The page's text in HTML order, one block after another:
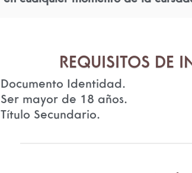
REQUISITOS DE
Documento Identidad.
Ser mayor de 18 años.
Título Secundario.